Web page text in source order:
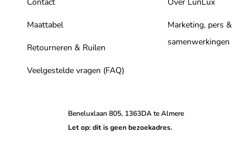
Maattabel
Retourneren & Ruilen
Veelgestelde vragen (FAQ)
Marketing, pers &
samenwerkingen
Beneluxlaan 805, 1363DA te Almere
Let op: dit is geen bezoekadres.